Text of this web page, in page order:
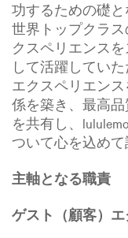
功するための礎と
世界トップクラ
クスペリエンス
して活躍してい
エクスペリエン
係を築き、最高
を共有し、
ついて心を込めて
主軸となる職責
ゲスト（顧客）